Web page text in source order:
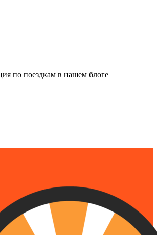
по поездкам в нашем блоге